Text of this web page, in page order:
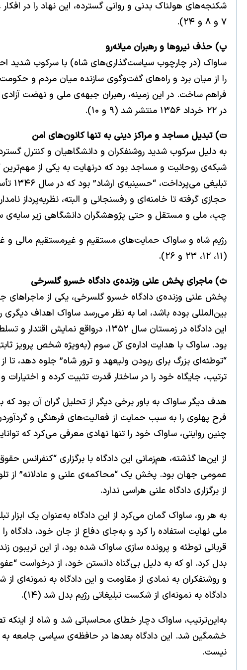
شکنجه‌های هولناک بدنی و روانی گسترده، این نهاد را در
۷ و ۸ و ۲۴).
پ) حذف نیروها و رهبران میانه‌رو
ساواک (در چارچوب سیاست‌گذاری‌های شاه) با سرکوب شدید
را از میان برد و راه‌های گفت‌وگوی سازنده میان مردم و
فراهم ساخت. در این زمینه، رهبران جبهه‌ی ملی و نهضت آزادی
در ۲۲ خرداد ۱۳۵۶ منتشر شد (۹ و ۱۰).
ت) تبدیل مساجد و مراکز دینی به تنها کانون‌های امن
به دلیل سرکوب شدید روشنفکران و دانشگاهیان و کنترل
شبکه‌ی روحانیت و مساجد بود که درنهایت به یکی از
حجازی گرفته تا خامنه‌ای و رفسنجانی و البته، نظریه‌پرداز
چپ، ملی و مستقل و حتی پژوهشگران دانشگاهی زیر سایه‌ی
رژیم شاه و ساواک حمایت‌های مستقیم و غیرمستقیم مالی و
(۱۱، ۱۲، ۲۳ و ۲۶).
ث) ماجرای پخش علنی وزنده‌ی دادگاه خسرو گلسرخی
پخش علنی وزنده‌ی دادگاه خسرو گلسرخی، یکی از ماجراهای
بین‌المللی بوده باشد، اما به نظر می‌رسد ساواک اهداف
این دادگاه در زمستان سال ۱۳۵۲،
بود. ساواک با هدایت اداره‌ی کل سوم (به‌ویژه شخص پرویز
“توطئه‌ای بزرگ برای ربودن ولیعهد و ترور شاه” جلوه دهد،
ترتیب، جایگاه خود را در ساختار قدرت تثبیت کرده و اختیارات و
هدف دیگر ساواک به باور برخی دیگر از تحلیل گران آن بود
فرح پهلوی را به سبب حمایت از فعالیت‌های فرهنگی و
چنین روایتی، ساواک خود را تنها نهادی معرفی می‌کرد که
از این‌ها گذشته، هم‌زمانی این دادگاه با برگزاری “کنفرانس
عمومی جهان بود. پخش یک “محاکمه‌ی علنی و عادلانه” از
از برگزاری دادگاه علنی هراسی ندارد.
به هر رو، ساواک گمان می‌کرد از این دادگاه به‌عنوان یک
ملی نهایت استفاده را کرد و به‌جای دفاع از جان خود،
قربانی توطئه و پرونده سازی ساواک شده بود، از این
بدل کرد. او که به دلیل بی‌گناه دانستن خود، از درخواست
و روشنفکران به نمادی از مقاومت و این دادگاه به نمونه‌ای
دادگاه به نمونه‌ای از شکست تبلیغاتی رژیم بدل شد (۱۴).
به‌این‌ترتیب، ساواک دچار خطای محاسباتی شد و شاه از
خشمگین شد. این دادگاه بعدها در حافظه‌ی سیاسی جامعه به
نیست.